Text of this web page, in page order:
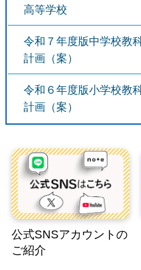
高等学校
令和７年度版中学校教
計画（案）
令和６年度版小学校教
計画（案）
公式SNSアカウントの
ご紹介